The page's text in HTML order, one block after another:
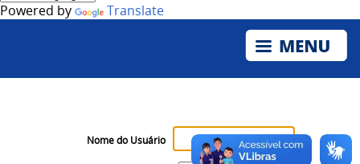
Powered by Translate
Nome do Usuário